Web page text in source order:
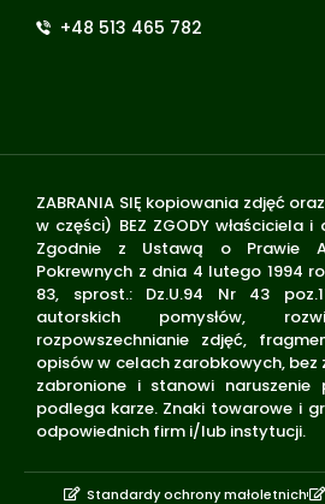
+48 513 465 782
ZABRANIA SIĘ kopiowania zdjęć
w części) BEZ ZGODY właściciela
Zgodnie z Ustawą o Prawie
Pokrewnych z dnia 4 lutego 1994
83, sprost.: Dz.U.94 Nr 43
autorskich pomysłów,
rozpowszechnianie zdjęć,
opisów w celach zarobkowych,
zabronione i stanowi naruszenie
podlega karze. Znaki towarowe i
odpowiednich firm i/lub instytucji.
Standardy ochrony małoletnich